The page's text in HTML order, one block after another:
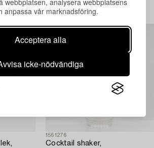
webbplatsen, analysera webbplatsens
anpassa vår marknadsföring.
Acceptera alla
icke-nödvändiga
Tavastehus 1978.
1561276
Cocktail shaker,